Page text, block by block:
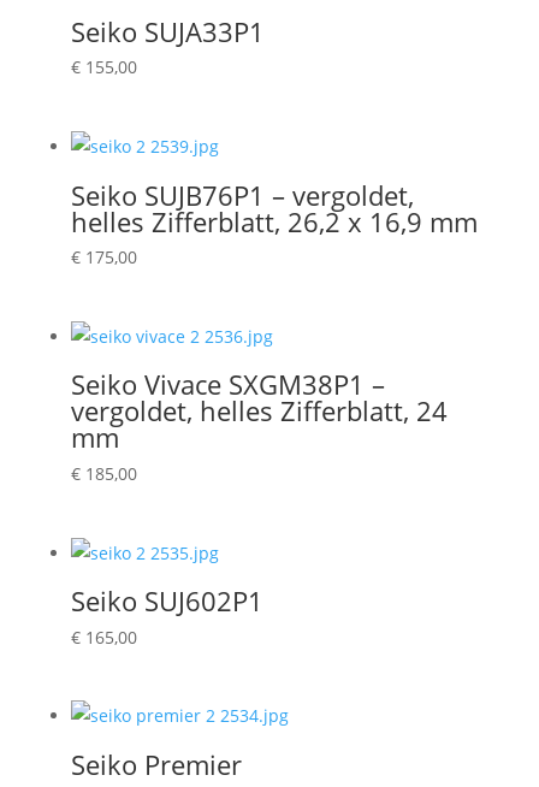
Seiko SUJA33P1
€155,00
Seiko SUJB76P1 – vergoldet,
helles Zifferblatt, 26,2 x 16,9 mm
€175,00
Seiko Vivace SXGM38P1 –
vergoldet, helles Zifferblatt, 24
mm
€185,00
Seiko SUJ602P1
€165,00
Seiko Premier